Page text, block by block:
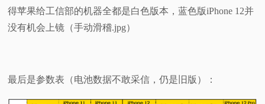
得苹果给工信部的机器全都是白色版本，蓝色版iPhone 12并
没有机会上镜（手动滑稽.jpg）
最后是参数表（电池数据不敢采信，仍是旧版）：